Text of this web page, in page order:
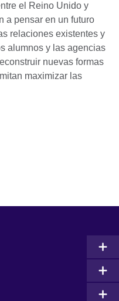
el Reino Unido y
a pensar en un futuro
relaciones existentes y
alumnos y las agencias
nuevas formas
maximizar las